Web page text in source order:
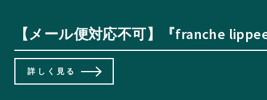
【メール便対応不可】『franche
詳しく見る